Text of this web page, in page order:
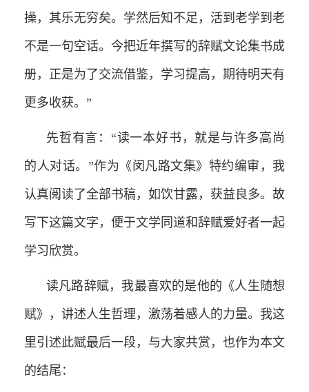
操，其乐无穷矣。学然后知不足，活到老学到老
不是一句空话。今把近年撰写的辞赋文论集书成
册，正是为了交流借鉴，学习提高，期待明天有
更多收获。”
先哲有言：“读一本好书，就是与许多高尚
的人对话。”作为《闵凡路文集》特约编审，我
认真阅读了全部书稿，如饮甘露，获益良多。故
写下这篇文字，便于文学同道和辞赋爱好者一起
学习欣赏。
读凡路辞赋，我最喜欢的是他的《人生随想
赋》，讲述人生哲理，激荡着感人的力量。我这
里引述此赋最后一段，与大家共赏，也作为本文
的结尾：